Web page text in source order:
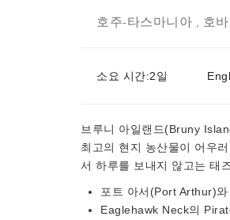
호주-타스마니아 호
소요 시간:2일
브루니 아일랜드(Bruny
최고의 현지 농산물이 어우
서 하루를 보내지 않고는 태
포트 아서(Port Arthur)
Eaglehawk Neck의